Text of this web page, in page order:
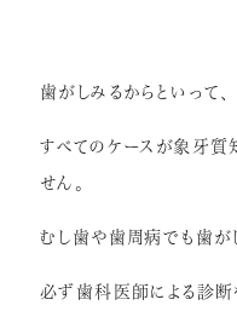
歯がしみるからといって、
すべてのケースが象牙質
せん。
むし歯や歯周病でも歯が
必ず歯科医師による診断